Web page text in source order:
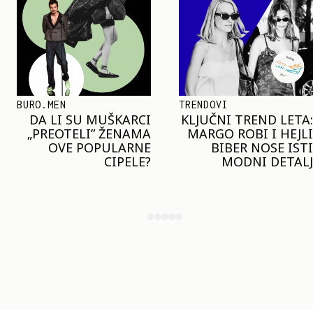
TRENDOVI
KLJUČNI TREND LETA:
MARGO ROBI I HEJLI
BIBER NOSE ISTI
MODNI DETALJ
SHOPPING
JOŠ JE RANO ZA JAKNE
– ALI U RESERVED JE
STIGAO MODEL KOJI
ĆE BITI VELIKI TREND